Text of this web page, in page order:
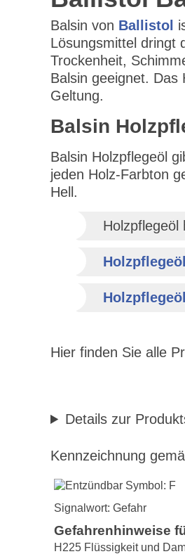
Balsin von Ballistol
Lösungsmittel dringt
Trockenheit,
Balsin geeignet.
Geltung.
Balsin
Balsin Holzpflegeöl
jeden Holz-Farbton
Hell.
Holzpflegeöl
Hier finden Sie alle
Details zur
Kennzeichnung
Signalwort: Gefahr
Gefahrenhinweise
H225 Flüssigkeit und